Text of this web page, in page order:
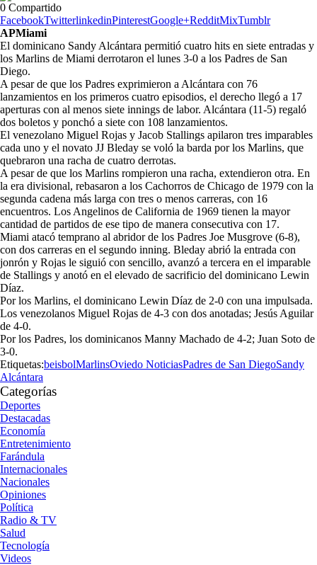
0 Compartido
FacebookTwitterlinkedinPinterestGoogle+RedditMixTumblr
APMiami
El dominicano Sandy Alcántara permitió cuatro hits en siete entradas y
los Marlins de Miami derrotaron el lunes 3-0 a los Padres de San
Diego.
A pesar de que los Padres exprimieron a Alcántara con 76
lanzamientos en los primeros cuatro episodios, el derecho llegó a 17
aperturas con al menos siete innings de labor. Alcántara (11-5) regaló
dos boletos y ponchó a siete con 108 lanzamientos.
El venezolano Miguel Rojas y Jacob Stallings apilaron tres imparables
cada uno y el novato JJ Bleday se voló la barda por los Marlins, que
quebraron una racha de cuatro derrotas.
A pesar de que los Marlins rompieron una racha, extendieron otra. En
la era divisional, rebasaron a los Cachorros de Chicago de 1979 con la
segunda cadena más larga con tres o menos carreras, con 16
encuentros. Los Angelinos de California de 1969 tienen la mayor
cantidad de partidos de ese tipo de manera consecutiva con 17.
Miami atacó temprano al abridor de los Padres Joe Musgrove (6-8),
con dos carreras en el segundo inning. Bleday abrió la entrada con
jonrón y Rojas le siguió con sencillo, avanzó a tercera en el imparable
de Stallings y anotó en el elevado de sacrificio del dominicano Lewin
Díaz.
Por los Marlins, el dominicano Lewin Díaz de 2-0 con una impulsada.
Los venezolanos Miguel Rojas de 4-3 con dos anotadas; Jesús Aguilar
de 4-0.
Por los Padres, los dominicanos Manny Machado de 4-2; Juan Soto de
3-0.
Etiquetas:beisbolMarlinsOviedo NoticiasPadres de San DiegoSandy
Alcántara
Categorías
Deportes
Destacadas
Economía
Entretenimiento
Farándula
Internacionales
Nacionales
Opiniones
Política
Radio & TV
Salud
Tecnología
Videos